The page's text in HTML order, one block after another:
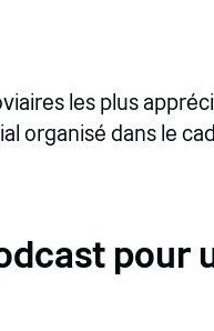
les plus
organisé dans le
pour